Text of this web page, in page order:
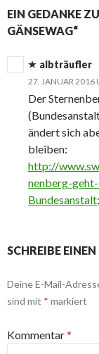
EIN GEDANKE
GÄNSEWAG“
albträufler
27. JANUAR 2016
Der
ändert sich
bleiben:
http://
nenberg-
SCHREIBE
Deine E-Mail-
sind mit * markiert
Kommentar*